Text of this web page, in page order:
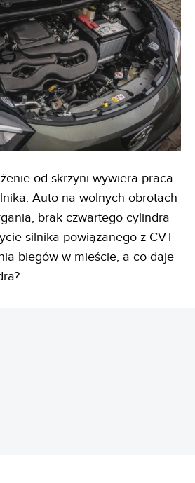
od skrzyni wywiera praca
Auto na wolnych obrotach
brak czwartego cylindra
silnika powiązanego z CVT
biegów w mieście, a co daje